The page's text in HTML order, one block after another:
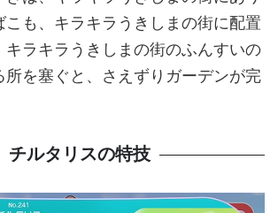
こも、キラキラうきしまの街に配置
キラキラうきしまの街のふんすいの
所を塞ぐと、さえずりガーデンが完
チルタリスの特技